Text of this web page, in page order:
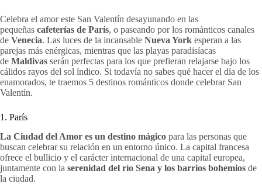
Celebra el amor este San Valentín desayunando en las
pequeñas cafeterías de París, o paseando por los románticos canales
de Venecia. Las luces de la incansable Nueva York esperan a las
parejas más enérgicas, mientras que las playas paradisíacas
de Maldivas serán perfectas para los que prefieran relajarse bajo los
cálidos rayos del sol índico. Si todavía no sabes qué hacer el día de los
enamorados, te traemos 5 destinos románticos donde celebrar San
Valentín.
1. París
La Ciudad del Amor es un destino mágico para las personas que
buscan celebrar su relación en un entorno único. La capital francesa
ofrece el bullicio y el carácter internacional de una capital europea,
juntamente con la serenidad del río Sena y los barrios bohemios de
la ciudad.